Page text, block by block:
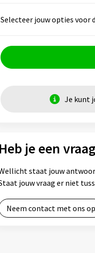
Selecteer jouw opties voor
Je kunt
Heb je een
staat jouw
jouw vraag er niet
Neem contact met ons op